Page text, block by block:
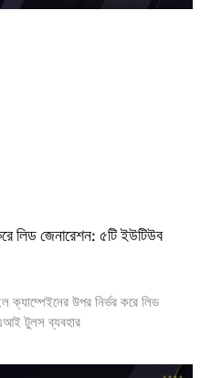
লিড জেনারেশন: ৫টি ইউটিউব
উপর নির্ভর করে লিড
টুলস ব্যবহার